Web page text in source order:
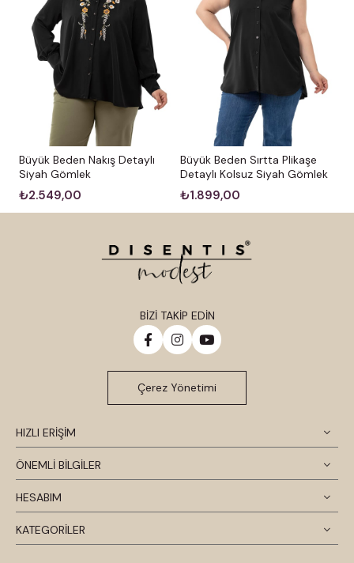
Büyük Beden Nakış Detaylı
Siyah Gömlek
₺2.549,00
Büyük Beden Sırtta Plikaşe
Detaylı Kolsuz Siyah Gömlek
₺1.899,00
HIZLI ERİŞİM
ÖNEMLİ BİLGİLER
HESABIM
KATEGORİLER
BİZİ TAKİP EDİN
Çerez Yönetimi